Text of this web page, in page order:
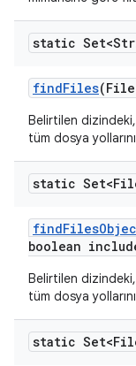
static
findFiles
Belirtilen
tüm dosya
static
findFiles
boolean
Belirtilen
tüm dosya
static